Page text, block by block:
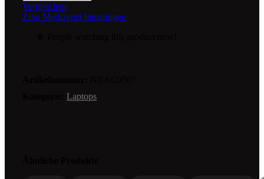
Vergleichen
Zum Merkzettel hinzufügen
Laptops